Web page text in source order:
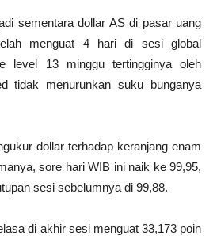
sementara dollar AS di pasar uang
menguat 4 hari di sesi global
level 13 minggu tertingginya oleh
tidak menurunkan suku bunganya
dollar terhadap keranjang enam
sore hari WIB ini naik ke 99,95,
sesi sebelumnya di 99,88.
di akhir sesi menguat 33,173 poin